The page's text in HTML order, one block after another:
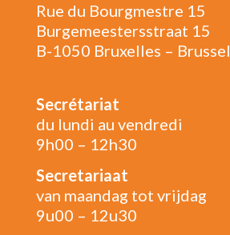
Rue du Bourgmestre 15
Burgemeestersstraat 15
B-1050 Bruxelles – Brussel
Secrétariat
du lundi au vendredi
9h00 – 12h30
Secretariaat
van maandag tot vrijdag
9u00 – 12u30